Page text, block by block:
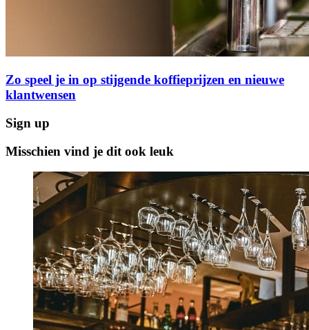
Zo speel je in op stijgende koffieprijzen en nieuwe
klantwensen
Sign up
Misschien vind je dit ook leuk